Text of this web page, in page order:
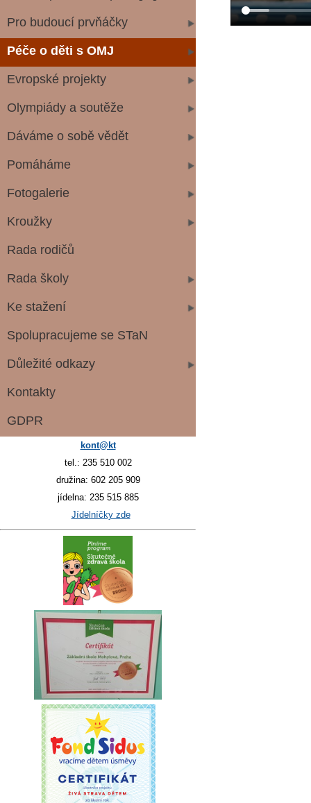
Pro budoucí prvňáčky
Péče o děti s OMJ
Evropské projekty
Olympiády a soutěže
Dáváme o sobě vědět
Pomáháme
Fotogalerie
Kroužky
Rada rodičů
Rada školy
Ke stažení
Spolupracujeme se STaN
Důležité odkazy
Kontakty
GDPR
kont@kt
tel.: 235 510 002
družina: 602 205 909
jídelna: 235 515 885
Jídelníčky zde